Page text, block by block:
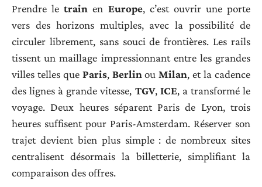
Prendre letrain en Europe, c’est ouvrir une porte
vers des horizons multiples, avec la possibilité de
circuler librement, sans souci de frontières. Les rails
tissent un maillage impressionnant entre les grandes
villes telles que Paris, BerlinouMilan, et la cadence
des lignes à grande vitesse, TGV, ICE, a transformé le
voyage. Deux heures séparent Paris de Lyon, trois
heures suffisent pour Paris-Amsterdam. Réserver son
trajet devient bien plus simple : de nombreux sites
centralisent désormais la billetterie, simplifiant la
comparaison des offres.